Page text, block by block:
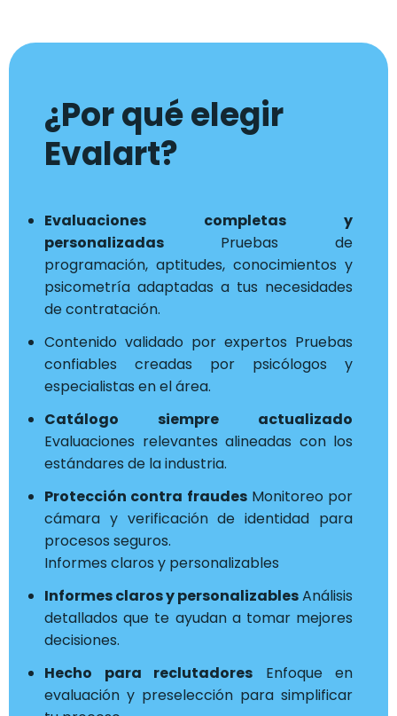
¿Por qué elegir
Evalart?
Evaluaciones completas y
personalizadas Pruebas de
programación, aptitudes, conocimientos y
psicometría adaptadas a tus necesidades
de contratación.
Contenido validado por expertos Pruebas
confiables creadas por psicólogos y
especialistas en el área.
Catálogo siempre actualizado
Evaluaciones relevantes alineadas con los
estándares de la industria.
Protección contra fraudesMonitoreo por
cámara y verificación de identidad para
procesos seguros.
Informes claros y personalizables
Informes claros y personalizablesAnálisis
detallados que te ayudan a tomar mejores
decisiones.
Hecho para reclutadores Enfoque en
evaluación y preselección para simplificar